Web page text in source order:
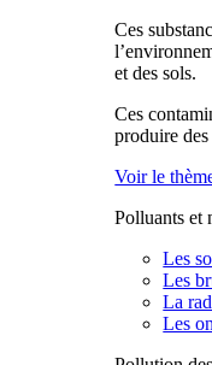
Ces
et des sols.
Ces
produire des
Voir le
Polluants et
Les
Les
La
Les